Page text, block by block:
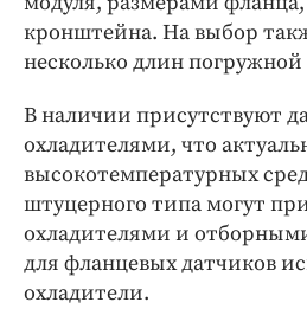
кронштейна. На выбор
несколько длин погружной
В наличии присутствуют
охладителями, что
высокотемпературных
штуцерного типа могут
охладителями и
для фланцевых датчиков
охладители.